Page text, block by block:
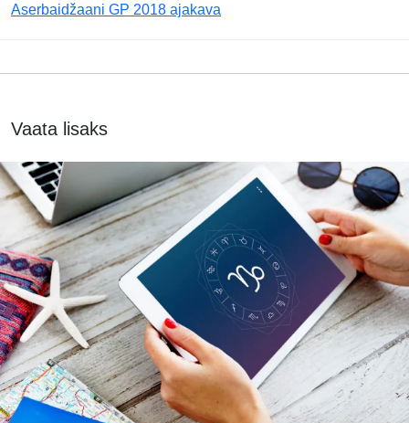
Aserbaidžaani GP 2018 ajakava
Vaata lisaks